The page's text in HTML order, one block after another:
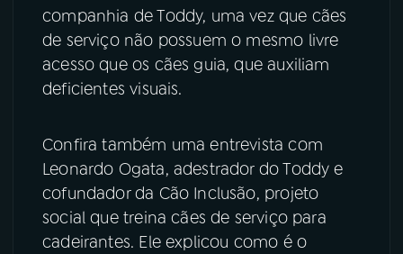
ACOMPANHE A RÁDIO NACIONAL
YouTube
TikTok
companhia de Toddy, uma vez que cães
de serviço não possuem o mesmo livre
acesso que os cães guia, que auxiliam
deficientes visuais.
Confira também uma entrevista com
Leonardo Ogata, adestrador do Toddy e
cofundador da Cão Inclusão, projeto
social que treina cães de serviço para
cadeirantes. Ele explicou como é o